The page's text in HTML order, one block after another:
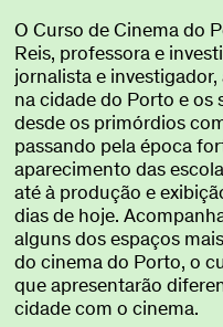
O Curso de Cinema do
Reis, professora e
jornalista e
na cidade do Porto e
desde os primórdios
passando pela época
aparecimento das
até à produção e
dias de hoje.
alguns dos espaços
do cinema do Porto, o
que apresentarão
cidade com o cinema.